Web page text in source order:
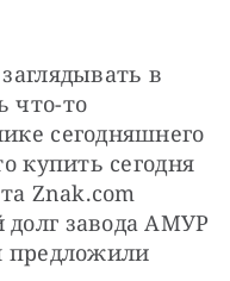
в
что-то
сегодняшнего
купить сегодня
Znak.com
завода АМУР
предложили